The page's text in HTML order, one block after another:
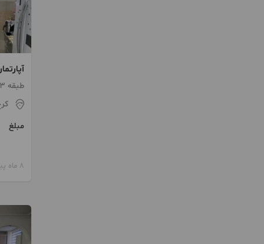
خ
طبقه 3 / ساخت 1396 / آسانسور
مبلغ
8 ماه پیش